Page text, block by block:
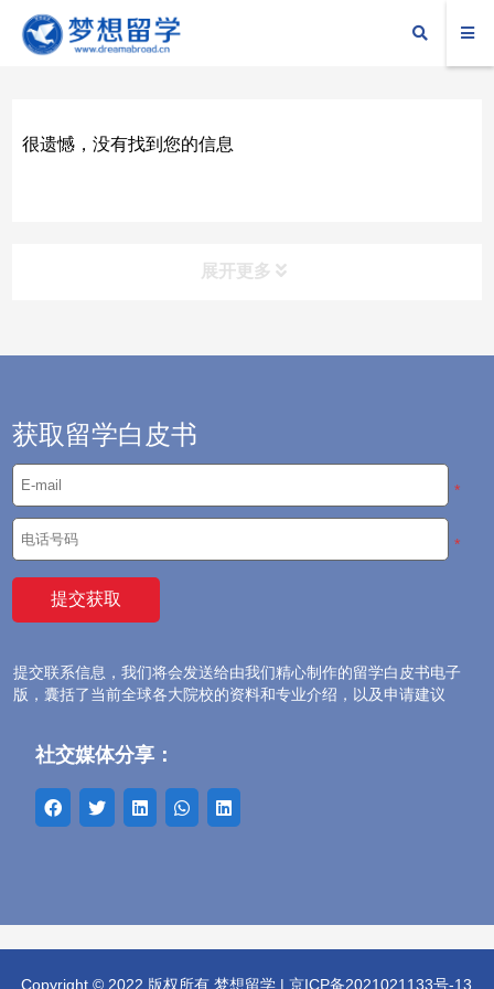
很遗憾，没有找到您的信息
展开更多
留学攻略 ——为你留学之路保驾护航
新闻资讯
大学排名
语言考试
专业方向
留学费用
海外生活
获取留学白皮书
*
*
提交联系信息，我们将会发送给由我们精心制作的留学白皮书电子
版，囊括了当前全球各大院校的资料和专业介绍，以及申请建议
社交媒体分享：
Copyright © 2022 版权所有 梦想留学 | 京ICP备2021021133号-13